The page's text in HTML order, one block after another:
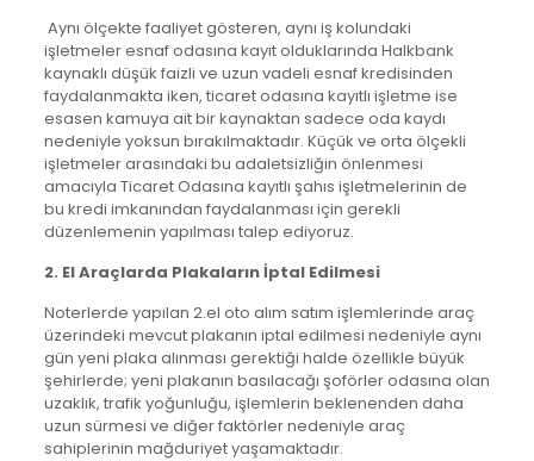
Aynı ölçekte faaliyet gösteren, aynı iş kolundaki
işletmeler esnaf odasına kayıt olduklarında Halkbank
kaynaklı düşük faizli ve uzun vadeli esnaf kredisinden
faydalanmakta iken, ticaret odasına kayıtlı işletme ise
esasen kamuya ait bir kaynaktan sadece oda kaydı
nedeniyle yoksun bırakılmaktadır. Küçük ve orta ölçekli
işletmeler arasındaki bu adaletsizliğin önlenmesi
amacıyla Ticaret Odasına kayıtlı şahıs işletmelerinin de
bu kredi imkanından faydalanması için gerekli
düzenlemenin yapılması talep ediyoruz.
2. El Araçlarda Plakaların İptal Edilmesi
Noterlerde yapılan 2.el oto alım satım işlemlerinde araç
üzerindeki mevcut plakanın iptal edilmesi nedeniyle aynı
gün yeni plaka alınması gerektiği halde özellikle büyük
şehirlerde; yeni plakanın basılacağı şoförler odasına olan
uzaklık, trafik yoğunluğu, işlemlerin beklenenden daha
uzun sürmesi ve diğer faktörler nedeniyle araç
sahiplerinin mağduriyet yaşamaktadır.